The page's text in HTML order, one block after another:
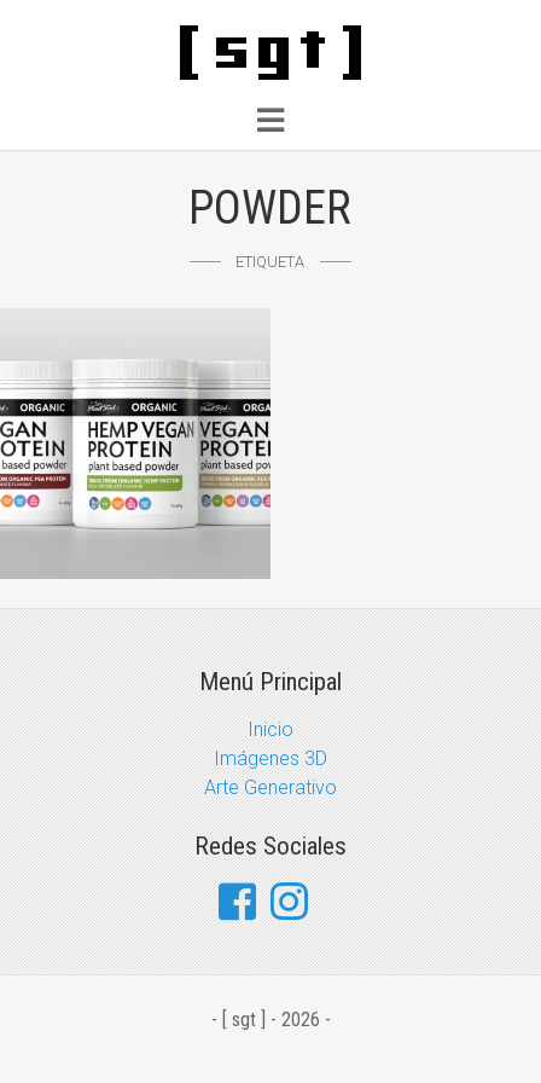
POWDER
ETIQUETA
Menú Principal
Inicio
Imágenes 3D
Arte Generativo
Redes Sociales
- [ sgt ] - 2026 -